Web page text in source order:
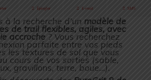
Épingler E-mail SMS
à la recherche d’un modèle de
de trail flexibles, agiles, avec
accroche? Vous recherchez
parfaite entre vos pieds
les textures de sol que vous
cours de vos sorties (sable,
gravillons, terre, boue…).